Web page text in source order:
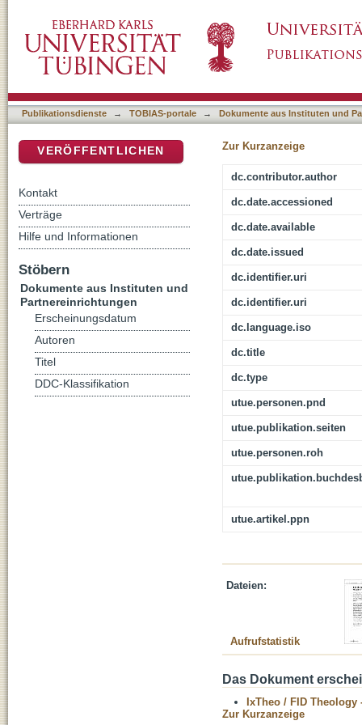
Publikationsdienste → TOBIAS-portale → Dokumente aus Instituten und
Zur Kurzanzeige
dc.contributor.author
dc.date.accessioned
dc.date.available
dc.date.issued
dc.identifier.uri
dc.identifier.uri
dc.language.iso
dc.title
dc.type
utue.personen.pnd
utue.publikation.seiten
utue.personen.roh
utue.artikel.ppn
Dateien:
Aufrufstatistik
Das Dokument
IxTheo / FID Theology
Zur Kurzanzeige
VERÖFFENTLICHEN
Kontakt
Verträge
Hilfe und Informationen
Stöbern
Dokumente aus Instituten und
Partnereinrichtungen
Erscheinungsdatum
Autoren
Titel
DDC-Klassifikation